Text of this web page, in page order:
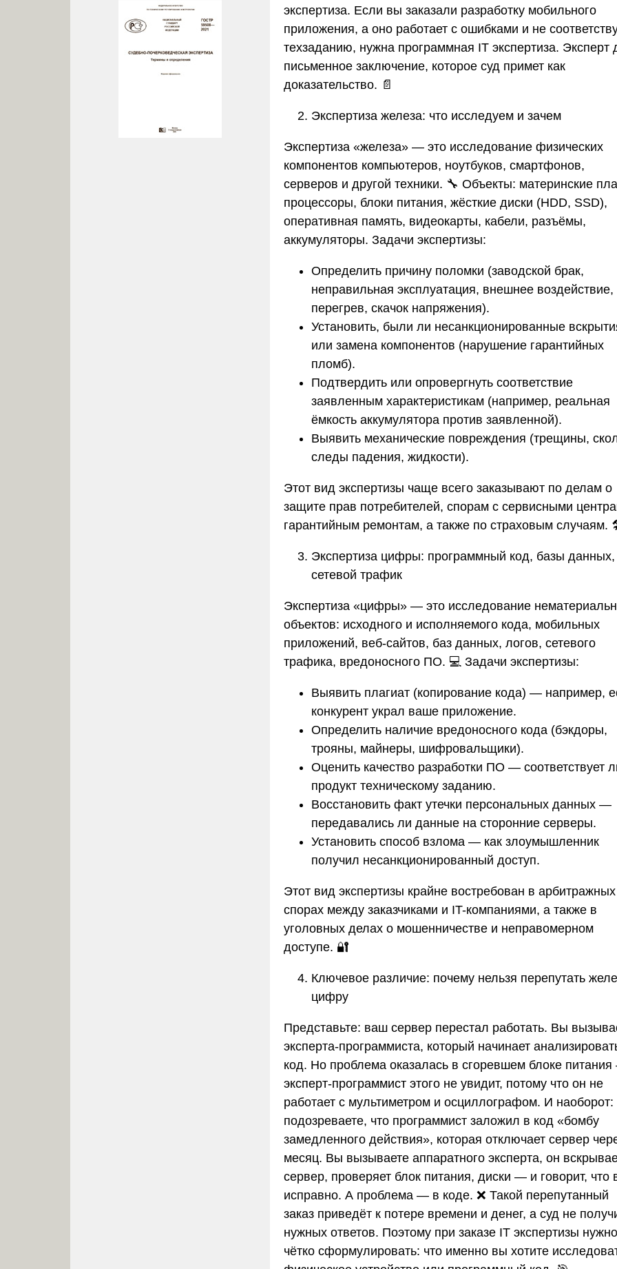
экспертиза. Если вы заказали разработку мобильного
приложения, а оно работает с ошибками и не
техзаданию, нужна программная IT экспертиза. Эксперт
письменное заключение, которое суд примет как
доказательство. 📄
Экспертиза железа: что исследуем и зачем
Экспертиза «железа» — это исследование физических
компонентов компьютеров, ноутбуков, смартфонов,
серверов и другой техники. 🔧 Объекты: материнские
процессоры, блоки питания, жёсткие диски (HDD, SSD),
оперативная память, видеокарты, кабели, разъёмы,
аккумуляторы. Задачи экспертизы:
Определить причину поломки (заводской брак,
неправильная эксплуатация, внешнее воздействие,
перегрев, скачок напряжения).
Установить, были ли несанкционированные
или замена компонентов (нарушение гарантийных
пломб).
Подтвердить или опровергнуть соответствие
заявленным характеристикам (например, реальная
ёмкость аккумулятора против заявленной).
Выявить механические повреждения (трещины,
следы падения, жидкости).
Этот вид экспертизы чаще всего заказывают по делам о
защите прав потребителей, спорам с сервисными
гарантийным ремонтам, а также по страховым случаям.
Экспертиза цифры: программный код, базы данных,
сетевой трафик
Экспертиза «цифры» — это исследование
объектов: исходного и исполняемого кода, мобильных
приложений, веб-сайтов, баз данных, логов, сетевого
трафика, вредоносного ПО. 💻 Задачи экспертизы:
Выявить плагиат (копирование кода) — например,
конкурент украл ваше приложение.
Определить наличие вредоносного кода (бэкдоры,
трояны, майнеры, шифровальщики).
Оценить качество разработки ПО — соответствует
продукт техническому заданию.
Восстановить факт утечки персональных данных —
передавались ли данные на сторонние серверы.
Установить способ взлома — как злоумышленник
получил несанкционированный доступ.
Этот вид экспертизы крайне востребован в арбитражных
спорах между заказчиками и IT-компаниями, а также в
уголовных делах о мошенничестве и неправомерном
доступе. 🔐
Ключевое различие: почему нельзя перепутать
цифру
Представьте: ваш сервер перестал работать. Вы
эксперта-программиста, который начинает
код. Но проблема оказалась в сгоревшем блоке
эксперт-программист этого не увидит, потому что он не
работает с мультиметром и осциллографом. И
подозреваете, что программист заложил в код «бомбу
замедленного действия», которая отключает сервер
месяц. Вы вызываете аппаратного эксперта, он
сервер, проверяет блок питания, диски — и говорит, что
исправно. А проблема — в коде. ❌ Такой перепутанный
заказ приведёт к потере времени и денег, а суд не
нужных ответов. Поэтому при заказе IT экспертизы нужно
чётко сформулировать: что именно вы хотите